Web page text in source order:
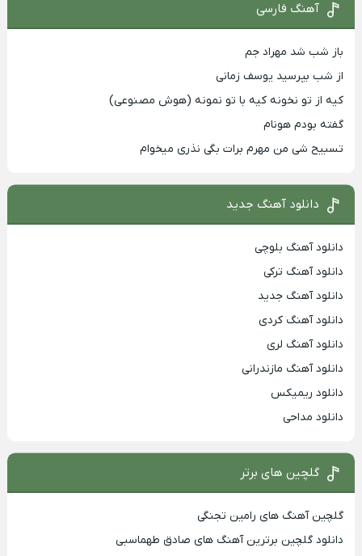
آهنگ فارسی
باز شب شد مهراد جم
از شب بپرسید یوسف زمانی
کیه از تو نخونه کیه با تو نمونه (هوش مصنوعی)
گفته بودم هونام
تسبیح شی من مهرم برات بگی نذری میخوام
دانلود آهنگ جدید
دانلود آهنگ بلوچی
دانلود آهنگ ترکی
دانلود آهنگ جدید
دانلود آهنگ کردی
دانلود آهنگ لری
دانلود آهنگ مازندرانی
دانلود ریمیکس
دانلود مداحی
گلچین های برتر
گلچین آهنگ های رامین تجنگی
دانلود گلچین برترین آهنگ های صادق طهماسبی